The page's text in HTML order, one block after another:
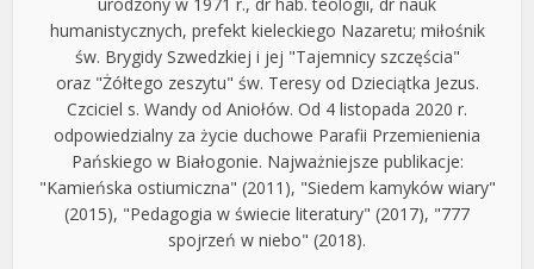
humanistycznych, prefekt kieleckiego Nazaretu; miłośnik
św. Brygidy Szwedzkiej i jej "Tajemnicy szczęścia"
oraz "Żółtego zeszytu" św. Teresy od Dzieciątka Jezus.
Czciciel s. Wandy od Aniołów. Od 4 listopada 2020 r.
odpowiedzialny za życie duchowe Parafii Przemienienia
Pańskiego w Białogonie. Najważniejsze publikacje:
"Kamieńska ostiumiczna" (2011), "Siedem kamyków wiary"
(2015), "Pedagogia w świecie literatury" (2017), "777
spojrzeń w niebo" (2018).